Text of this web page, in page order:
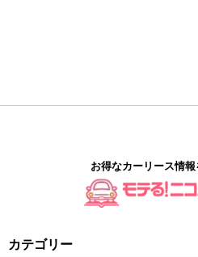
お得なカーリース情
カテゴリー